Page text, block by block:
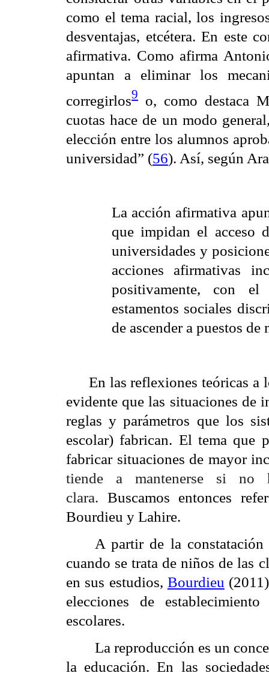
como el tema racial, los
desventajas, etcétera. En este
afirmativa. Como afirma
apuntan a eliminar los
corregirlos9
o, como destaca
cuotas hace de un modo
elección entre los alumnos
universidad” (56). Así, según
La acción afirmativa
que impidan el acceso
universidades y
acciones afirmativas
positivamente, con
estamentos sociales
de ascender a puestos de
En las reflexiones teóricas a
evidente que las situaciones de
reglas y parámetros que los
escolar) fabrican. El tema que
fabricar situaciones de mayor
tiende a mantenerse si no
clara. Buscamos entonces
Bourdieu y Lahire.
A partir de la
cuando se trata de niños de las
en sus estudios, Bourdieu
elecciones de
escolares.
La reproducción es un
la educación. En las